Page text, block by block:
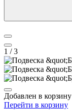
1 / 3
Добавлен в корзину
Перейти в корзину